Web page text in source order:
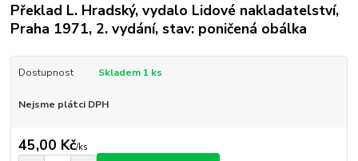
Překlad L. Hradský, vydalo Lidové nakladatelství,
Praha 1971, 2. vydání, stav: poničená obálka
Dostupnost Skladem 1 ks
Nejsme plátci DPH
45,00 Kč/ks